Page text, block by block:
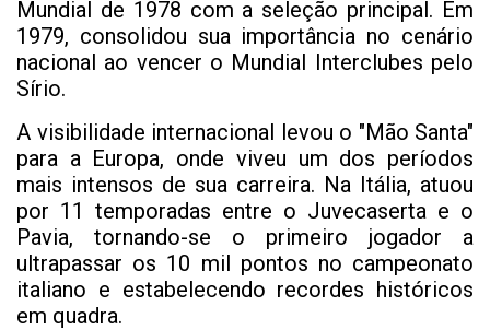
Mundial de 1978 com a seleção principal. Em
1979, consolidou sua importância no cenário
nacional ao vencer o Mundial Interclubes pelo
Sírio.
A visibilidade internacional levou o "Mão Santa"
para a Europa, onde viveu um dos períodos
mais intensos de sua carreira. Na Itália, atuou
por 11 temporadas entre o Juvecaserta e o
Pavia, tornando-se o primeiro jogador a
ultrapassar os 10 mil pontos no campeonato
italiano e estabelecendo recordes históricos
em quadra.